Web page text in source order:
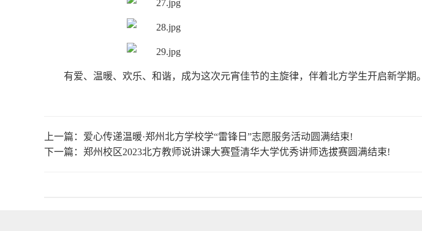
有爱、温暖、欢乐、和谐，成为这次元宵佳节的主旋律，伴着北方学生开启新学期。
上一篇： 爱心传递温暖·郑州北方学校学“雷锋日”志愿服务活动圆满结束!
下一篇： 郑州校区2023北方教师说讲课大赛暨清华大学优秀讲师选拔赛圆满结束!